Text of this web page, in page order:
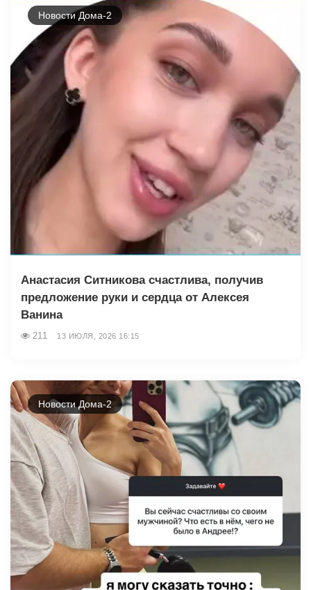
Новости Дома-2
Анастасия Ситникова счастлива, получив
предложение руки и сердца от Алексея
Ванина
211 13 ИЮЛЯ, 2026 16:15
Новости Дома-2